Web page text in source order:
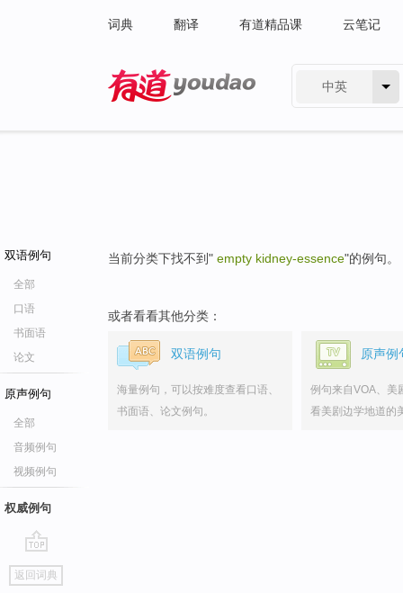
词典 翻译 有道精品课 云笔记
中英
双语例句
全部
口语
书面语
论文
原声例句
全部
音频例句
视频例句
权威例句
go
top
返回词典
当前分类下找不到" empty kidney-essence"的例句。
或者看看其他分类：
双语例句
海量例句，可以按难度查看口语、
书面语、论文例句。
原声例
例句来自VOA、美
看美剧边学地道的